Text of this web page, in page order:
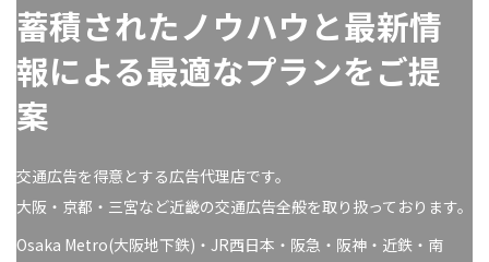
蓄積されたノウハウと最新情
報による最適なプランをご提
案
交通広告を得意とする広告代理店です。
大阪・京都・三宮など近畿の交通広告全般を取り扱っております。
Osaka Metro(大阪地下鉄)・JR西日本・阪急・阪神・近鉄・南